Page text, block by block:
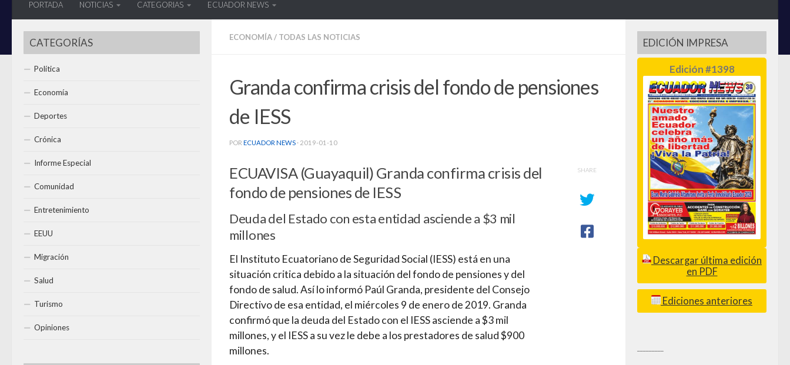
PORTADA NOTICIAS CATEGORIAS ECUADOR NEWS
ECONOMÍA/ TODAS LAS NOTICIAS
Granda confirma crisis del fondo de pensiones
de IESS
POR ECUADOR NEWS · 2019-01-10
ECUAVISA (Guayaquil) Granda confirma crisis del
fondo de pensiones de IESS
Deuda del Estado con esta entidad asciende a $3 mil
millones
El Instituto Ecuatoriano de Seguridad Social (IESS) está en una
situación critica debido a la situación del fondo de pensiones y del
fondo de salud. Así lo informó Paúl Granda, presidente del Consejo
Directivo de esa entidad, el miércoles 9 de enero de 2019. Granda
confirmó que la deuda del Estado con el IESS asciende a $3 mil
millones, y el IESS a su vez le debe a los prestadores de salud $900
millones.
SHARE
CATEGORÍAS
Política
Economía
Deportes
Crónica
Informe Especial
Comunidad
Entretenimiento
EEUU
Migración
Salud
Turismo
Opiniones
EDICIÓN IMPRESA
Edición #1398
Descargar última edición
en PDF
Ediciones anteriores